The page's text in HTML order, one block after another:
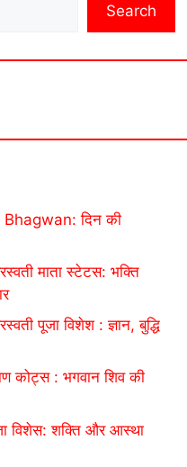
Search
दिन की
माता स्टेटस: भक्ति
पूजा विशेश : ज्ञान, बुद्धि
कोट्स : भगवान शिव की
विशेस: शक्ति और आस्था